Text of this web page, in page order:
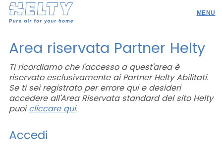
Academy
Realizzazioni
Risorse
Blog
Area riservata Partner Helty
Ti ricordiamo che l’accesso a quest’area è
riservato esclusivamente ai Partner Helty Abilitati.
Se ti sei registrato per errore qui e desideri
accedere all’Area Riservata standard del sito Helty
puoicliccare qui.
Accedi